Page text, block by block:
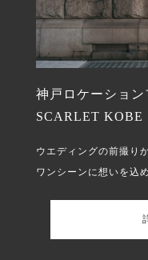
神戸ロケーショ
SCARLET KOBE
ウエディングの前撮り
ワンシーンに想いを込